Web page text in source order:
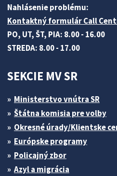
Nahlásenie problému:
Kontaktný formulár Call
PO, UT, ŠT, PIA: 8.00 - 16.00
STREDA: 8.00 - 17.00
SEKCIE MV SR
Ministerstvo vnútra SR
Štátna komisia pre volby
Okresné úrady/Klientske
Európske programy
Policajný zbor
Azyl a migrácia